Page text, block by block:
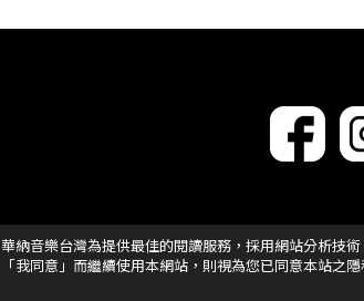
華納音樂台灣為提供最佳的閱讀服務，採用網站分析技
「我同意」而繼續使用本網站，則視為您已同意本站之隱